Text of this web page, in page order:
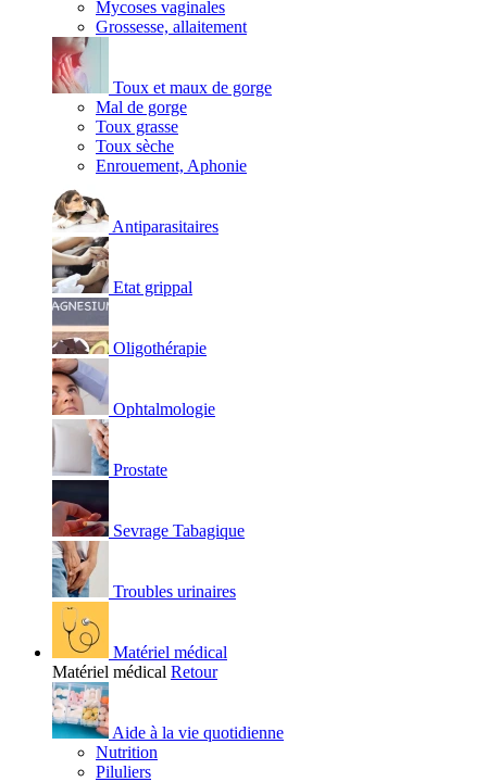
Mycoses vaginales
Grossesse, allaitement
Toux et maux de gorge
Mal de gorge
Toux grasse
Toux sèche
Enrouement, Aphonie
Antiparasitaires
Etat grippal
Oligothérapie
Ophtalmologie
Prostate
Sevrage Tabagique
Troubles urinaires
Matériel médical
Matériel médical Retour
Aide à la vie quotidienne
Nutrition
Piluliers